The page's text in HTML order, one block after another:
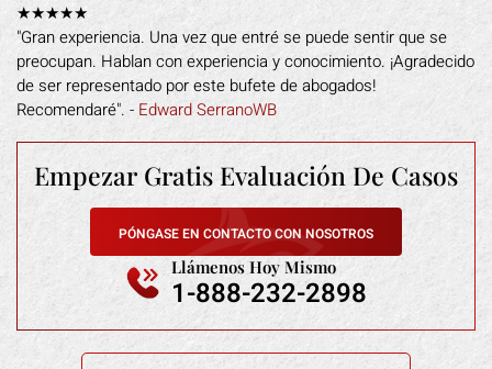
★★★★★
"Gran experiencia. Una vez que entré se puede sentir que se
preocupan. Hablan con experiencia y conocimiento. ¡Agradecido
de ser representado por este bufete de abogados!
Recomendaré". - Edward SerranoWB
Empezar GratisEvaluación De Casos
PÓNGASE EN CONTACTO CON NOSOTROS
Llámenos Hoy Mismo
1-888-232-2898